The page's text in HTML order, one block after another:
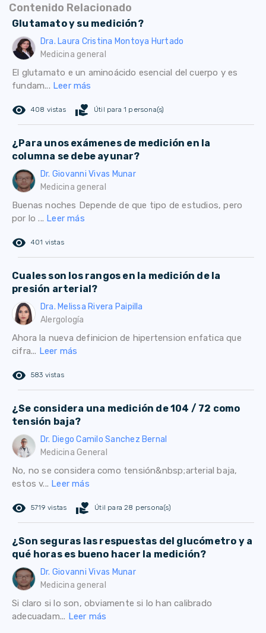
Contenido Relacionado
Glutamato y su medición?
Dra. Laura Cristina Montoya Hurtado
Medicina general
El glutamato e un aminoácido esencial del cuerpo y es
fundam... Leer más
remove_red_eye 408 vistas volunteer_activism Útil para 1 persona(s)
¿Para unos exámenes de medición en la
columna se debe ayunar?
Dr. Giovanni Vivas Munar
Medicina general
Buenas noches Depende de que tipo de estudios, pero
por lo ... Leer más
remove_red_eye 401 vistas
Cuales son los rangos en la medición de la
presión arterial?
Dra. Melissa Rivera Paipilla
Alergología
Ahora la nueva definicion de hipertension enfatica que
cifra... Leer más
remove_red_eye 583 vistas
¿Se considera una medición de 104 / 72 como
tensión baja?
Dr. Diego Camilo Sanchez Bernal
Medicina General
No, no se considera como tensión&nbsp;arterial baja,
estos v... Leer más
remove_red_eye 5719 vistas volunteer_activism Útil para 28 persona(s)
¿Son seguras las respuestas del glucómetro y a
qué horas es bueno hacer la medición?
Dr. Giovanni Vivas Munar
Medicina general
Si claro si lo son, obviamente si lo han calibrado
adecuadam... Leer más